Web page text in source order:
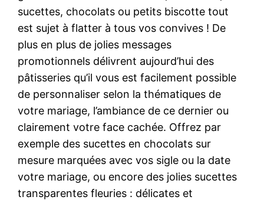
sucettes, chocolats ou petits biscotte tout
est sujet à flatter à tous vos convives ! De
plus en plus de jolies messages
promotionnels délivrent aujourd’hui des
pâtisseries qu’il vous est facilement possible
de personnaliser selon la thématiques de
votre mariage, l’ambiance de ce dernier ou
clairement votre face cachée. Offrez par
exemple des sucettes en chocolats sur
mesure marquées avec vos sigle ou la date
votre mariage, ou encore des jolies sucettes
transparentes fleuries : délicates et